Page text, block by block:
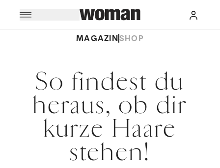
MAGAZINSHOP
So findest du
heraus, ob dir
kurze Haare
stehen!